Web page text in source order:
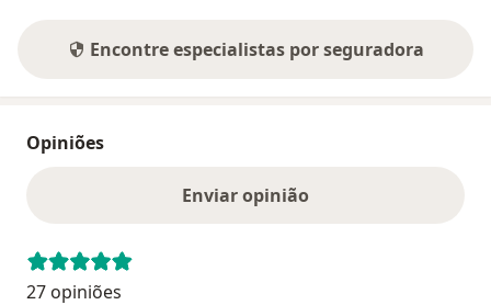
Encontre especialistas por seguradora
Opiniões
Enviar opinião
27 opiniões